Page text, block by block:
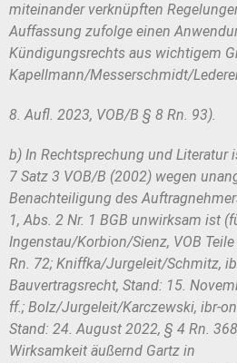
miteinander verknüpften Regelun
Auffassung zufolge einen
Kündigungsrechts aus wichtigem
Kapellmann/Messerschmidt/
8. Aufl. 2023, VOB/B § 8 Rn. 93).
b) In Rechtsprechung und Literatur
7 Satz 3 VOB/B (2002) wegen
Benachteiligung des Auftragneh
1, Abs. 2 Nr. 1 BGB unwirksam ist
Ingenstau/Korbion/Sienz, VOB
Rn. 72; Kniffka/Jurgeleit/Schmitz,
Bauvertragsrecht, Stand: 15.
ff.; Bolz/Jurgeleit/Karczewski, ibr-
Stand: 24. August 2022, § 4 Rn.
Wirksamkeit äußernd Gartz in